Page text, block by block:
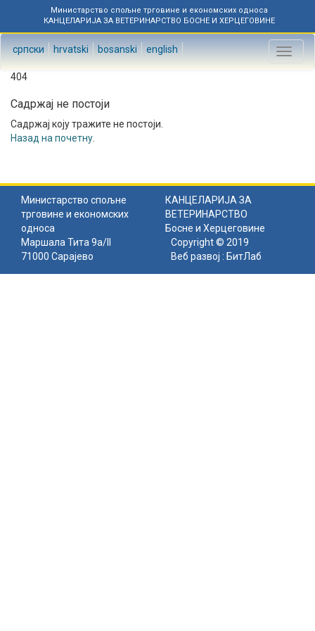
Министарство спољне трговине и економских односа
КАНЦЕЛАРИЈА ЗА ВЕТЕРИНАРСТВО БОСНЕ И ХЕРЦЕГОВИНЕ
српски hrvatski bosanski english
Toggle
404
Садржај не постоји
Садржај коју тражите не постоји.
Назад на почетну
Министарство спољне
трговине и економских
односа
КАНЦЕЛАРИЈА ЗА
ВЕТЕРИНАРСТВО
Босне и Херцеговине
Маршала Тита 9а/II
71000 Сарајево
Copyright © 2019
Веб развој : БитЛаб